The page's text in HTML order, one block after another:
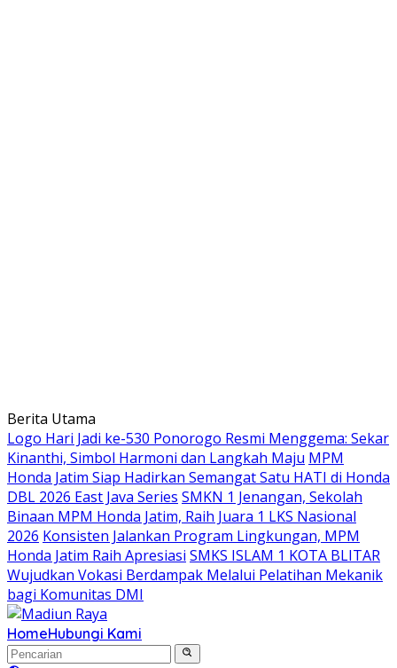
Langsung
ke
konten
Berita Utama
Logo Hari Jadi ke-530 Ponorogo Resmi Menggema: Sekar
Kinanthi, Simbol Harmoni dan Langkah Maju MPM
Honda Jatim Siap Hadirkan Semangat Satu HATI di Honda
DBL 2026 East Java Series SMKN 1 Jenangan, Sekolah
Binaan MPM Honda Jatim, Raih Juara 1 LKS Nasional
2026 Konsisten Jalankan Program Lingkungan, MPM
Honda Jatim Raih Apresiasi SMKS ISLAM 1 KOTA BLITAR
Wujudkan Vokasi Berdampak Melalui Pelatihan Mekanik
bagi Komunitas DMI
HomeHubungi Kami